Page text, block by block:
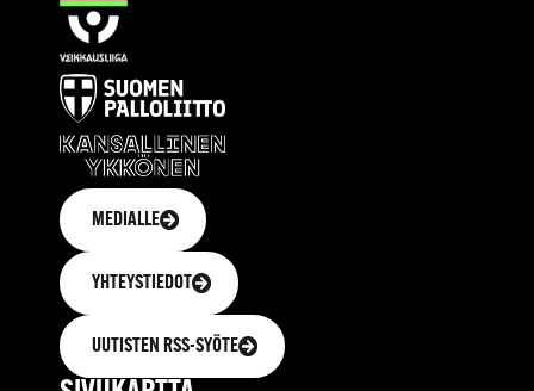
MEDIALLE
YHTEYSTIEDOT
UUTISTEN RSS-SYÖTE